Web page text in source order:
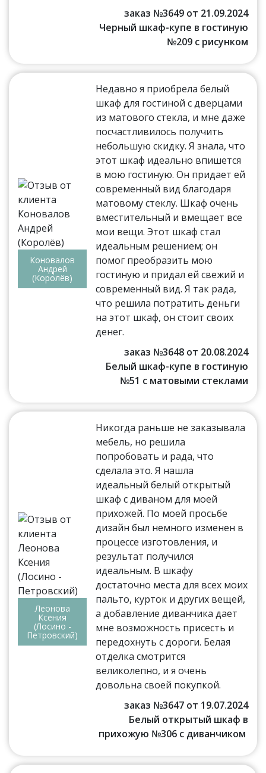
заказ №3649 от 21.09.2024
Черный шкаф-купе в гостиную
№209 с рисунком
Коновалов
Андрей
(Королёв)
Недавно я приобрела белый
шкаф для гостиной с дверцами
из матового стекла, и мне даже
посчастливилось получить
небольшую скидку. Я знала, что
этот шкаф идеально впишется
в мою гостиную. Он придает ей
современный вид благодаря
матовому стеклу. Шкаф очень
вместительный и вмещает все
мои вещи. Этот шкаф стал
идеальным решением; он
помог преобразить мою
гостиную и придал ей свежий и
современный вид. Я так рада,
что решила потратить деньги
на этот шкаф, он стоит своих
денег.
заказ №3648 от 20.08.2024
Белый шкаф-купе в гостиную
№51 с матовыми стеклами
Леонова
Ксения
(Лосино -
Петровский)
Никогда раньше не заказывала
мебель, но решила
попробовать и рада, что
сделала это. Я нашла
идеальный белый открытый
шкаф с диваном для моей
прихожей. По моей просьбе
дизайн был немного изменен в
процессе изготовления, и
результат получился
идеальным. В шкафу
достаточно места для всех моих
пальто, курток и других вещей,
а добавление диванчика дает
мне возможность присесть и
передохнуть с дороги. Белая
отделка смотрится
великолепно, и я очень
довольна своей покупкой.
заказ №3647 от 19.07.2024
Белый открытый шкаф в
прихожую №306 с диванчиком